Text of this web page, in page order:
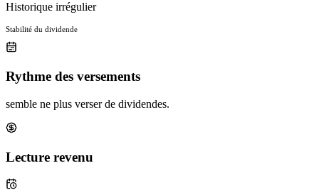
Historique irrégulier
Stabilité du dividende
Rythme des versements
semble ne plus verser de dividendes.
Lecture revenu